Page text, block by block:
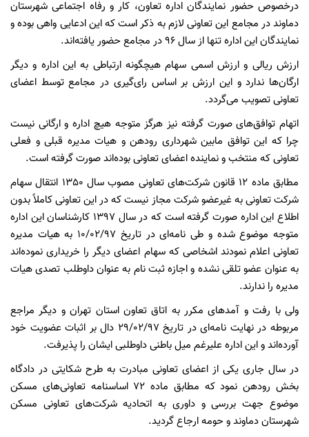
درخصوص حضور نمایندگان اداره تعاون، کار و رفاه اجتماعی شهرستان
دماوند در مجامع این تعاونی لازم به ذکر است که این ادعایی واهی بوده و
نمایندگان این اداره تنها از سال 96 در مجامع حضور یافته‌اند.
ارزش ریالی و ارزش اسمی سهام هیچگونه ارتباطی به این اداره و دیگر
ارگان‌ها ندارد و این ارزش بر اساس رای‌گیری در مجامع توسط اعضای
تعاونی تصویب می‌گردد.
اتهام توافق‌های صورت گرفته نیز هرگز متوجه هیچ اداره و ارگانی نیست
چرا که این توافق مابین شهرداری رودهن و هیات مدیره قبلی و فعلی
تعاونی که منتخب و نماینده اعضای تعاونی بوده‌اند صورت گرفته است.
مطابق ماده 12 قانون شرکت‌های تعاونی مصوب سال 1350 انتقال سهام
شرکت تعاونی به غیرعضو شرکت مجاز نیست که در این تعاونی کاملاً بدون
اطلاع این اداره صورت گرفته است که در سال 1397 کارشناسان این اداره
متوجه موضوع شده و طی نامه‌ای در تاریخ 10/02/97 به هیات مدیره
تعاونی اعلام نمودند اشخاصی که سهام اعضای دیگر را خریداری نموده‌اند
به عنوان عضو تلقی نشده و اجازه ثبت نام به عنوان داوطلب تصدی هیات
مدیره را ندارند.
ولی با رفت و آمدهای مکرر به اتاق تعاون استان تهران و دیگر مراجع
مربوطه در نهایت نامه‌ای در تاریخ 29/02/97 دال بر اثبات عضویت خود
آورده‌اند و این اداره علیرغم میل باطنی داوطلبی ایشان را پذیرفت.
در سال جاری یکی از اعضای تعاونی مبادرت به طرح شکایتی در دادگاه
بخش رودهن نمود که مطابق ماده 72 اساسنامه تعاونی‌های مسکن
موضوع جهت بررسی و داوری به اتحادیه شرکت‌های تعاونی مسکن
شهرستان دماوند و حومه ارجاع گردید.